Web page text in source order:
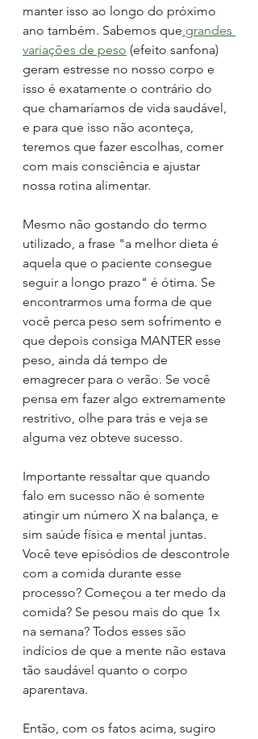
manter isso ao longo do próximo
ano também. Sabemos que grandes
variações de peso (efeito sanfona)
geram estresse no nosso corpo e
isso é exatamente o contrário do
que chamaríamos de vida saudável,
e para que isso não aconteça,
teremos que fazer escolhas, comer
com mais consciência e ajustar
nossa rotina alimentar.
Mesmo não gostando do termo
utilizado, a frase "a melhor dieta é
aquela que o paciente consegue
seguir a longo prazo" é ótima. Se
encontrarmos uma forma de que
você perca peso sem sofrimento e
que depois consiga MANTER esse
peso, ainda dá tempo de
emagrecer para o verão. Se você
pensa em fazer algo extremamente
restritivo, olhe para trás e veja se
alguma vez obteve sucesso.
Importante ressaltar que quando
falo em sucesso não é somente
atingir um número X na balança, e
sim saúde física e mental juntas.
Você teve episódios de descontrole
com a comida durante esse
processo? Começou a ter medo da
comida? Se pesou mais do que 1x
na semana? Todos esses são
indícios de que a mente não estava
tão saudável quanto o corpo
aparentava.
Então, com os fatos acima, sugiro